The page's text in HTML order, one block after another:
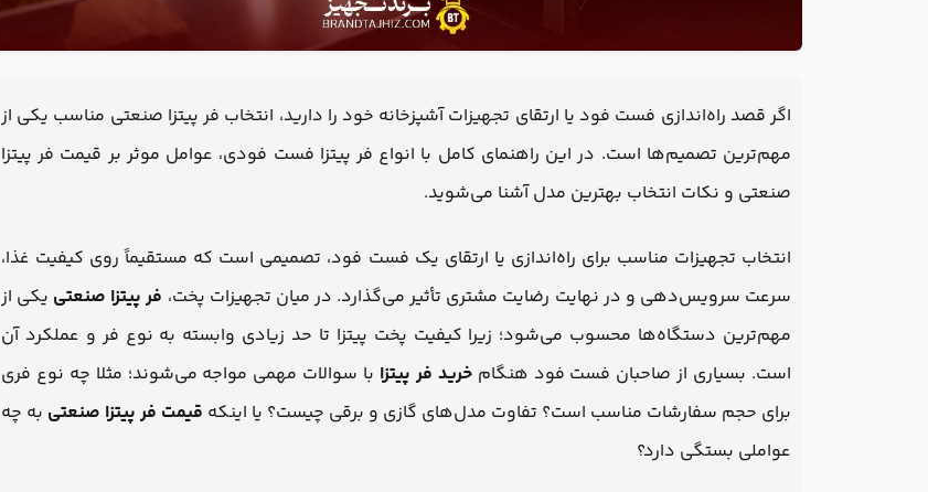
اگر قصد راه‌اندازی فست فود یا ارتقای تجهیزات آشپزخانه خود را دارید، انتخاب فر پیتزا صنعتی مناسب یکی از
مهم‌ترین تصمیم‌ها است. در این راهنمای کامل با انواع فر پیتزا فست فودی، عوامل موثر بر قیمت فر پیتزا
صنعتی و نکات انتخاب بهترین مدل آشنا می‌شوید.
انتخاب تجهیزات مناسب برای راه‌اندازی یا ارتقای یک فست فود، تصمیمی است که مستقیماً روی کیفیت غذا،
سرعت سرویس‌دهی و در نهایت رضایت مشتری تأثیر می‌گذارد. در میان تجهیزات پخت، فر پیتزا صنعتی یکی از
مهم‌ترین دستگاه‌ها محسوب می‌شود؛ زیرا کیفیت پخت پیتزا تا حد زیادی وابسته به نوع فر و عملکرد آن
است. بسیاری از صاحبان فست فود هنگامخرید فر پیتزا با سوالات مهمی مواجه می‌شوند؛ مثلا چه نوع فری
برای حجم سفارشات مناسب است؟ تفاوت مدل‌های گازی و برقی چیست؟ یا اینکه قیمت فر پیتزا صنعتی به چه
عواملی بستگی دارد؟